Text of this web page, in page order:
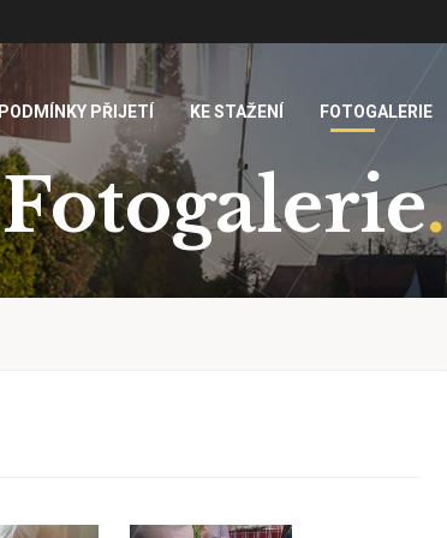
PODMÍNKY PŘIJETÍ KE STAŽENÍ FOTOGALERIE
Fotogalerie.